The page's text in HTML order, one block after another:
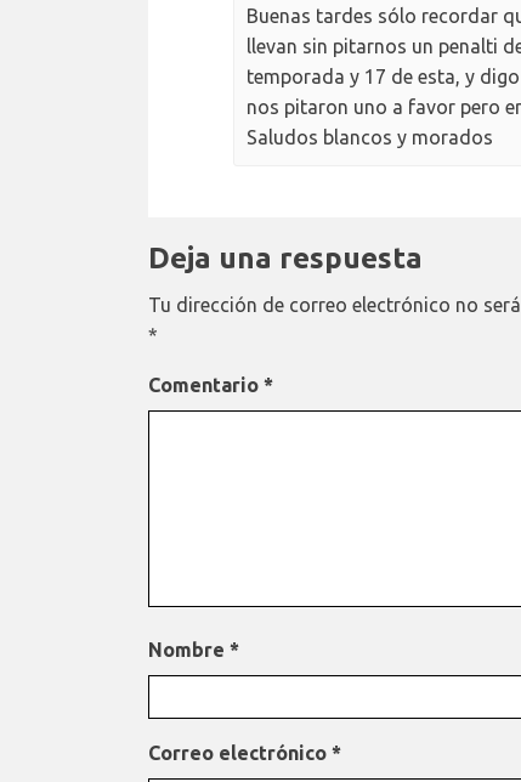
Buenas tardes sólo recordar
llevan sin pitarnos un penalti
temporada y 17 de esta, y
nos pitaron uno a favor pero
Saludos blancos y morados
Deja una respuesta
Tu dirección de correo electrónico no
*
Comentario *
Nombre *
Correo electrónico *